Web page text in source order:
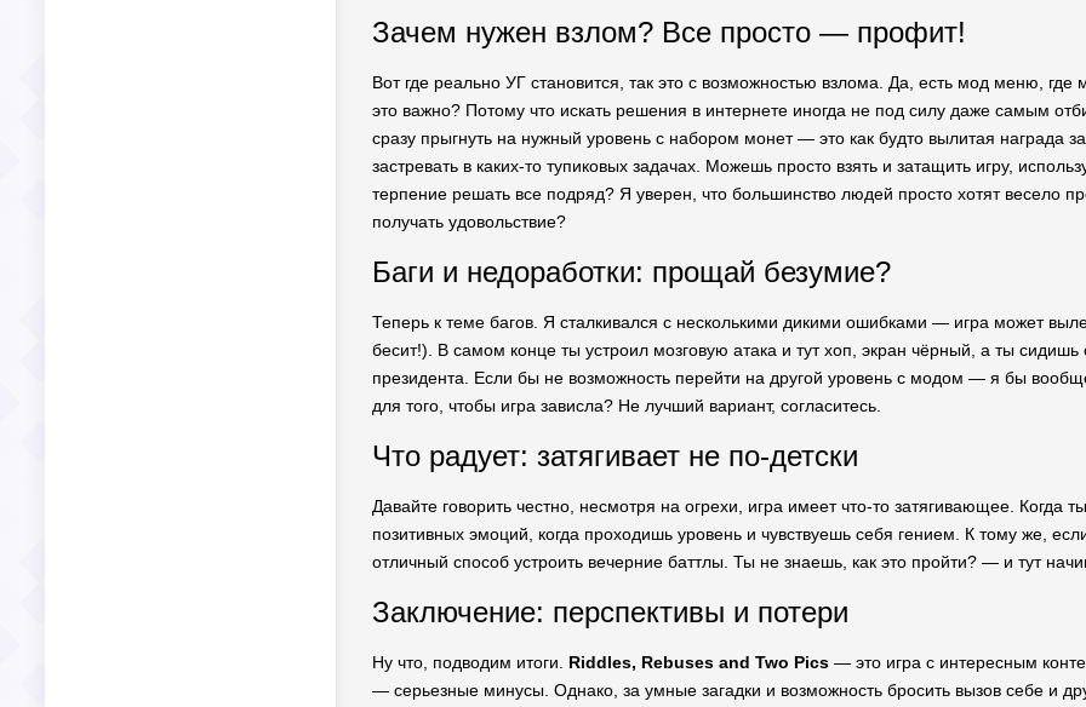
Зачем нужен взлом? Все просто — профит!
Вот где реально УГ становится, так это с возможностью взлома. Да, есть мод меню,
это важно? Потому что искать решения в интернете иногда не под силу даже самым
сразу прыгнуть на нужный уровень с набором монет — это как будто вылитая награда
застревать в каких-то тупиковых задачах. Можешь просто взять и затащить игру,
терпение решать все подряд? Я уверен, что большинство людей просто хотят весело
получать удовольствие?
Баги и недоработки: прощай безумие?
Теперь к теме багов. Я сталкивался с несколькими дикими ошибками — игра может
бесит!). В самом конце ты устроил мозговую атака и тут хоп, экран чёрный, а ты сидишь
президента. Если бы не возможность перейти на другой уровень с модом — я бы
для того, чтобы игра зависла? Не лучший вариант, согласитесь.
Что радует: затягивает не по-детски
Давайте говорить честно, несмотря на огрехи, игра имеет что-то затягивающее. Когда
позитивных эмоций, когда проходишь уровень и чувствуешь себя гением. К тому же,
отличный способ устроить вечерние баттлы. Ты не знаешь, как это пройти? — и тут
Заключение: перспективы и потери
Ну что, подводим итоги. Riddles, Rebuses and Two Pics — это игра с интересным
— серьезные минусы. Однако, за умные загадки и возможность бросить вызов себе и